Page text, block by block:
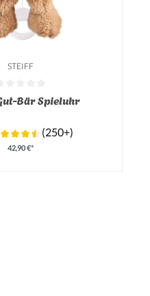
STEIFF
Bewertung von 0 von 5
Bär Spieluhr
(250+)
42,90 €*